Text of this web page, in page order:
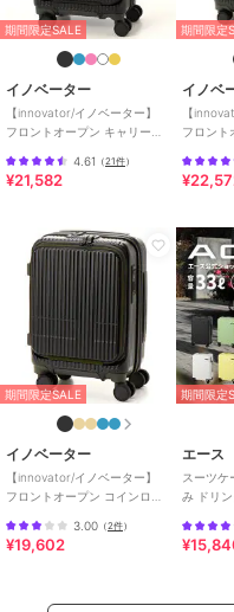
期間限定SALE
イノベーター
【innovator/イノベーター】
フロントオープン キャリーケ
4.61 （21件）
¥21,582
期間限定
イノベ
【
フロント
期間限定SALE
イノベーター
【innovator/イノベーター】
フロントオープン コインロッ
3.00 （2件）
¥19,602
期間限定
エース
スーツ
み ドリン